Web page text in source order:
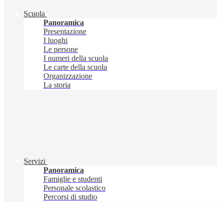
Scuola
Panoramica
Presentazione
I luoghi
Le persone
I numeri della scuola
Le carte della scuola
Organizzazione
La storia
Servizi
Panoramica
Famiglie e studenti
Personale scolastico
Percorsi di studio